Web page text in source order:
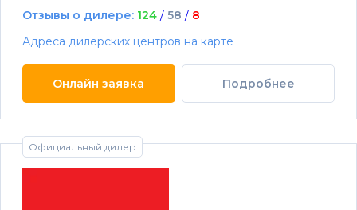
Отзывы о дилере: 124 / 58 / 8
Адреса дилерских центров на карте
Онлайн заявка Подробнее
Официальный дилер